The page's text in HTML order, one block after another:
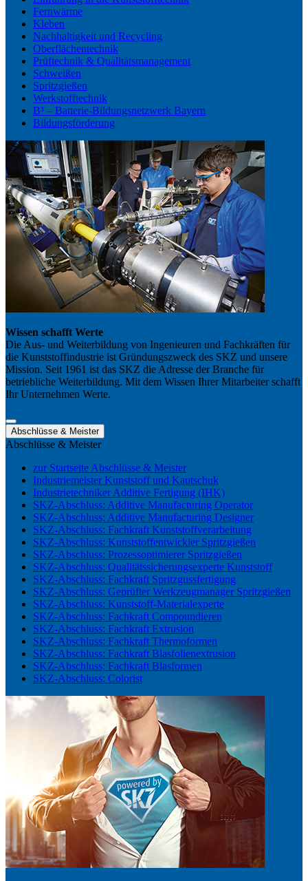
Fernwärme
Kleben
Nachhaltigkeit und Recycling
Oberflächentechnik
Prüftechnik & Qualitätsmanagement
Schweißen
Spritzgießen
Werkstofftechnik
B³ – Batterie-Bildungsnetzwerk Bayern
Bildungsförderung
Wissen schafft Werte
Die Aus- und Weiterbildung von Ingenieuren und Fachkräften für
die Kunststoffindustrie ist Gründungszweck des SKZ und unsere
Mission. Seit 1961 ist das SKZ die Adresse der Branche für
betriebliche Weiterbildung. Mit dem Wissen Ihrer Mitarbeiter schafft
Ihr Unternehmen Werte.
Abschlüsse & Meister
Abschlüsse & Meister
zur Startseite Abschlüsse & Meister
Industriemeister Kunststoff und Kautschuk
Industrietechniker Additive Fertigung (IHK)
SKZ-Abschluss: Additive Manufacturing Operator
SKZ-Abschluss: Additive Manufacturing Designer
SKZ-Abschluss: Fachkraft Kunststoffverarbeitung
SKZ-Abschluss: Kunststoffentwickler Spritzgießen
SKZ-Abschluss: Prozessoptimierer Spritzgießen
SKZ-Abschluss: Qualitätssicherungsexperte Kunststoff
SKZ-Abschluss: Fachkraft Spritzgussfertigung
SKZ-Abschluss: Geprüfter Werkzeugmanager Spritzgießen
SKZ-Abschluss: Kunststoff-Materialexperte
SKZ-Abschluss: Fachkraft Compoundieren
SKZ-Abschluss: Fachkraft Extrusion
SKZ-Abschluss: Fachkraft Thermoformen
SKZ-Abschluss: Fachkraft Blasfolienextrusion
SKZ-Abschluss: Fachkraft Blasformen
SKZ-Abschluss: Colorist